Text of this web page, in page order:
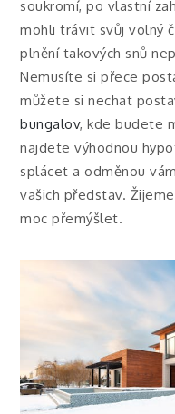
soukromí, po vlastní
mohli trávit svůj volný
plnění takových snů
Nemusíte si přece
můžete si nechat
bungalov, kde budete
najdete výhodnou
splácet a odměnou
vašich představ.
moc přemýšlet.